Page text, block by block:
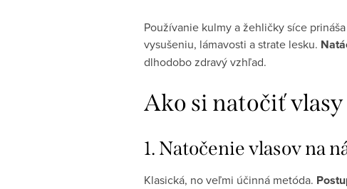
Používanie kulmy a žehličky síce
vysušeniu, lámavosti a strate lesku.
dlhodobo zdravý vzhľad.
Ako si natočiť
1. Natočenie vlasov na
Klasická, no veľmi účinná metóda.